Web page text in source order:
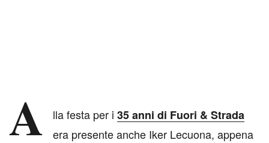
A lla festa per i 35 anni di Fuori & Strada
era presente anche Iker Lecuona, appena